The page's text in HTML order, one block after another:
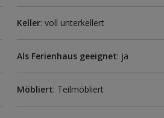
Keller: voll unterkellert
Als Ferienhaus geeignet: ja
Möbliert: Teilmöbliert